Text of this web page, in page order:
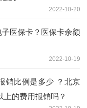
2022-10-20
医保卡？医保卡余额
2022-10-19
销比例是多少 ？北京
上的费用报销吗？